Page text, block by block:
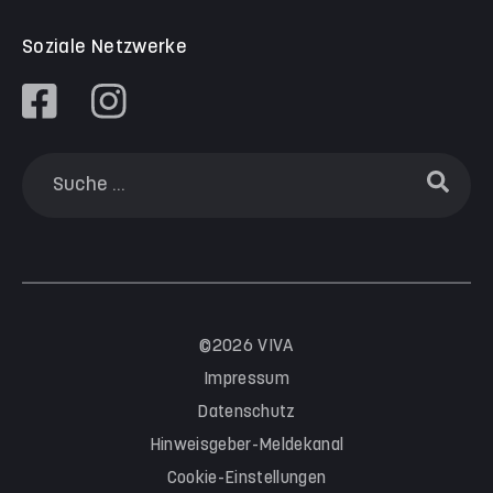
Soziale Netzwerke
©2026 VIVA
Impressum
Datenschutz
Hinweisgeber-Meldekanal
Cookie-Einstellungen